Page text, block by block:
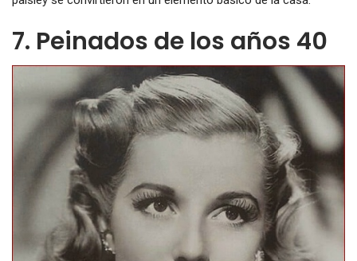
7. Peinados de los años 40